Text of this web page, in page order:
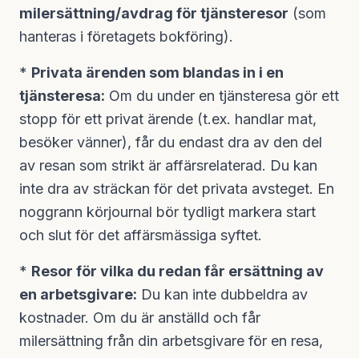
milersättning/avdrag för tjänsteresor (som
hanteras i företagets bokföring).
* Privata ärenden som blandas in i en
tjänsteresa: Om du under en tjänsteresa gör ett
stopp för ett privat ärende (t.ex. handlar mat,
besöker vänner), får du endast dra av den del
av resan som strikt är affärsrelaterad. Du kan
inte dra av sträckan för det privata avsteget. En
noggrann körjournal bör tydligt markera start
och slut för det affärsmässiga syftet.
* Resor för vilka du redan får ersättning av
en arbetsgivare: Du kan inte dubbeldra av
kostnader. Om du är anställd och får
milersättning från din arbetsgivare för en resa,